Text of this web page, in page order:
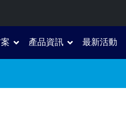
產品資訊 最新活動